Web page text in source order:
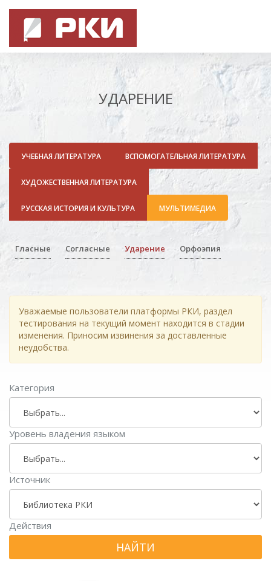
УДАРЕНИЕ
УЧЕБНАЯ ЛИТЕРАТУРА ВСПОМОГАТЕЛЬНАЯ ЛИТЕРАТУРА
ХУДОЖЕСТВЕННАЯ ЛИТЕРАТУРА
РУССКАЯ ИСТОРИЯ И КУЛЬТУРА МУЛЬТИМЕДИА
Гласные Согласные Ударение Орфоэпия
Уважаемые пользователи платформы РКИ, раздел
тестирования на текущий момент находится в стадии
изменения. Приносим извинения за доставленные
неудобства.
Категория
Уровень владения языком
Источник
Действия
НАЙТИ